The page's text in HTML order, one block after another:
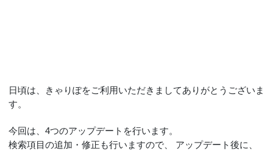
日頃は、きゃりぽをご利用いただきましてありがとうございま
す。
今回は、4つのアップデートを行います。
検索項目の追加・修正も行いますので、 アップデート後に、